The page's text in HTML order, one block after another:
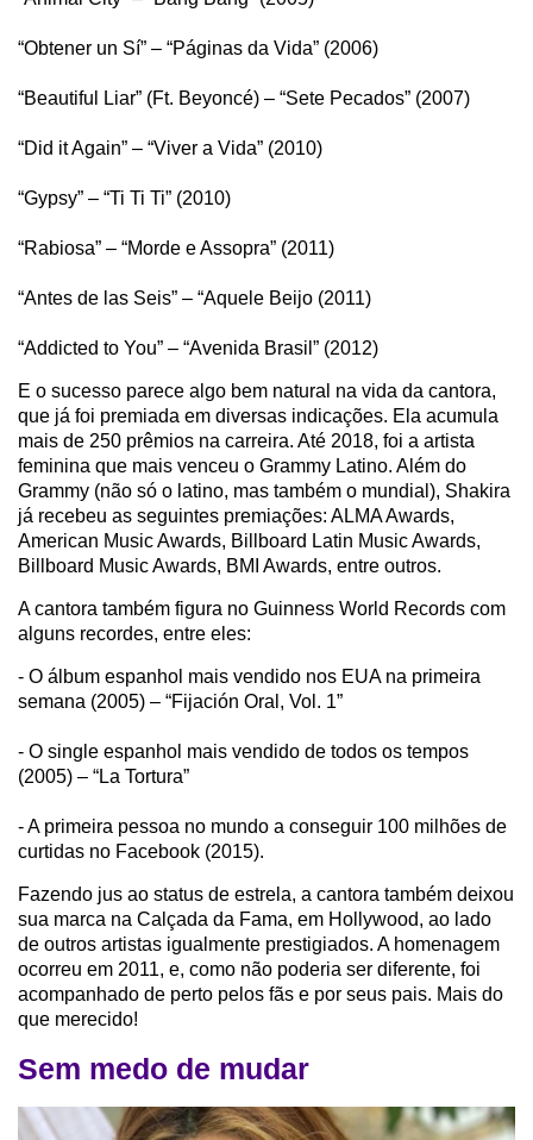
“Obtener un Sí” – “Páginas da Vida” (2006)
“Beautiful Liar” (Ft. Beyoncé) – “Sete Pecados” (2007)
“Did it Again” – “Viver a Vida” (2010)
“Gypsy” – “Ti Ti Ti” (2010)
“Rabiosa” – “Morde e Assopra” (2011)
“Antes de las Seis” – “Aquele Beijo (2011)
“Addicted to You” – “Avenida Brasil” (2012)
E o sucesso parece algo bem natural na vida da cantora,
que já foi premiada em diversas indicações. Ela acumula
mais de 250 prêmios na carreira. Até 2018, foi a artista
feminina que mais venceu o Grammy Latino. Além do
Grammy (não só o latino, mas também o mundial), Shakira
já recebeu as seguintes premiações: ALMA Awards,
American Music Awards, Billboard Latin Music Awards,
Billboard Music Awards, BMI Awards, entre outros.
A cantora também figura no Guinness World Records com
alguns recordes, entre eles:
- O álbum espanhol mais vendido nos EUA na primeira
semana (2005) – “Fijación Oral, Vol. 1”
- O single espanhol mais vendido de todos os tempos
(2005) – “La Tortura”
- A primeira pessoa no mundo a conseguir 100 milhões de
curtidas no Facebook (2015).
Fazendo jus ao status de estrela, a cantora também deixou
sua marca na Calçada da Fama, em Hollywood, ao lado
de outros artistas igualmente prestigiados. A homenagem
ocorreu em 2011, e, como não poderia ser diferente, foi
acompanhado de perto pelos fãs e por seus pais. Mais do
que merecido!
Sem medo de mudar